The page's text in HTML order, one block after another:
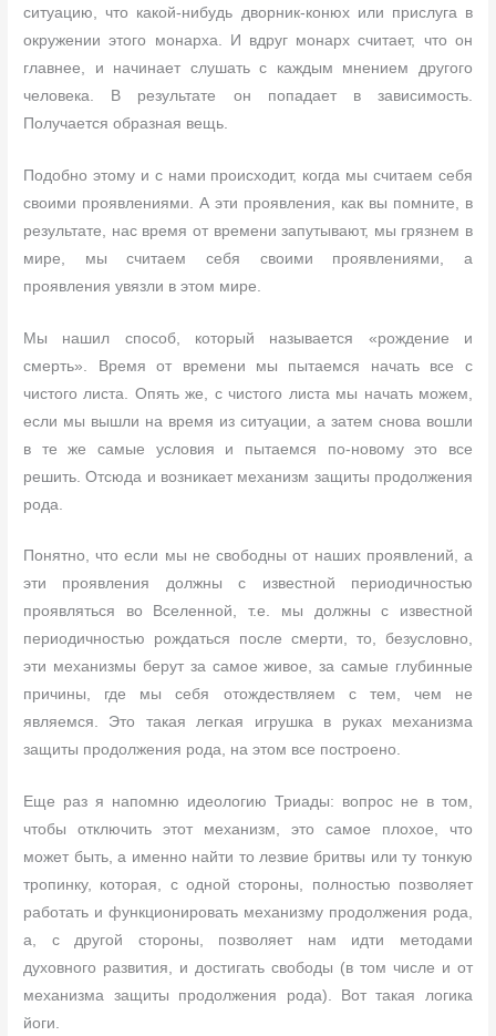
ситуацию, что какой-нибудь дворник-конюх или прислуга в
окружении этого монарха. И вдруг монарх считает, что он
главнее, и начинает слушать с каждым мнением другого
человека. В результате он попадает в зависимость.
Получается образная вещь.
Подобно этому и с нами происходит, когда мы считаем себя
своими проявлениями. А эти проявления, как вы помните, в
результате, нас время от времени запутывают, мы грязнем в
мире, мы считаем себя своими проявлениями, а
проявления увязли в этом мире.
Мы нашил способ, который называется «рождение и
смерть». Время от времени мы пытаемся начать все с
чистого листа. Опять же, с чистого листа мы начать можем,
если мы вышли на время из ситуации, а затем снова вошли
в те же самые условия и пытаемся по-новому это все
решить. Отсюда и возникает механизм защиты продолжения
рода.
Понятно, что если мы не свободны от наших проявлений, а
эти проявления должны с известной периодичностью
проявляться во Вселенной, т.е. мы должны с известной
периодичностью рождаться после смерти, то, безусловно,
эти механизмы берут за самое живое, за самые глубинные
причины, где мы себя отождествляем с тем, чем не
являемся. Это такая легкая игрушка в руках механизма
защиты продолжения рода, на этом все построено.
Еще раз я напомню идеологию Триады: вопрос не в том,
чтобы отключить этот механизм, это самое плохое, что
может быть, а именно найти то лезвие бритвы или ту тонкую
тропинку, которая, с одной стороны, полностью позволяет
работать и функционировать механизму продолжения рода,
а, с другой стороны, позволяет нам идти методами
духовного развития, и достигать свободы (в том числе и от
механизма защиты продолжения рода). Вот такая логика
йоги.